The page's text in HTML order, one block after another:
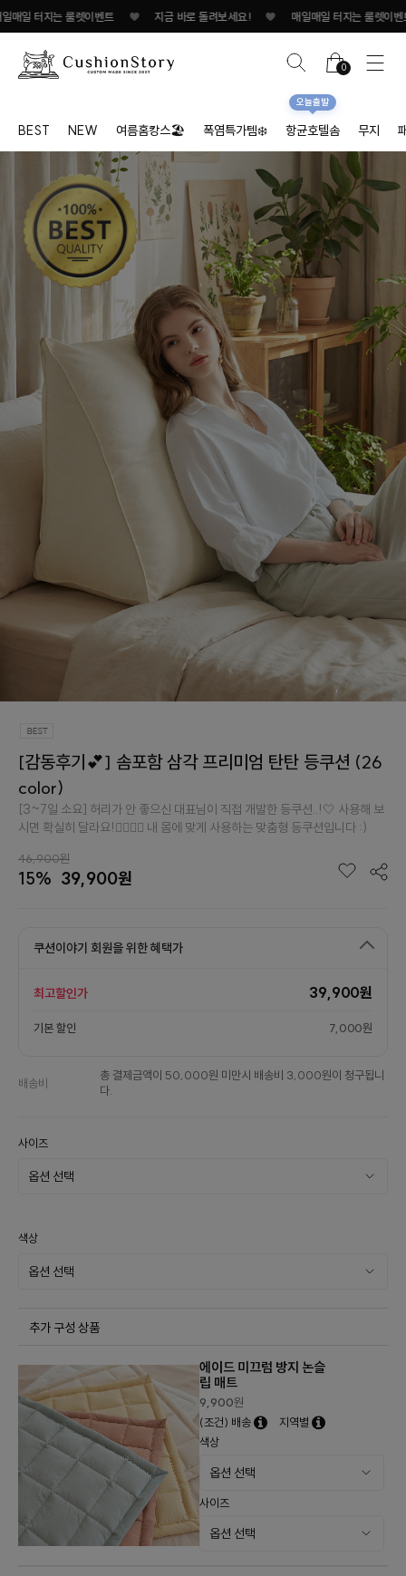
는 룰렛이벤트 ♥ 지금 바로 돌려보세요! ♥ 매일매일 터지는 룰렛이벤트 ♥
0
BEST NEW 여름홈캉스🏖 폭염특가템❄️ 항균호텔솜
오늘출발
무지
[감동후기💕] 솜포함 삼각 프리미엄 탄탄 등쿠션 (26
color)
[3~7일 소요] 허리가 안 좋으신 대표님이 직접 개발한 등쿠션..!🤍 사용해 보
시면 확실히 달라요!👉🏻👈🏻 내 몸에 맞게 사용하는 맞춤형 등쿠션입니다 :)
46,900원
15% 39,900원
쿠션이야기 회원을 위한 혜택가
최고할인가 39,900원
기본 할인 7,000원
배송비
총 결제금액이 50,000원 미만시 배송비 3,000원이 청구됩니
다.
사이즈
색상
추가 구성 상품
에이드 미끄럼 방지 논슬
립 매트
9,900원
(조건) 배송
지역별
색상
사이즈